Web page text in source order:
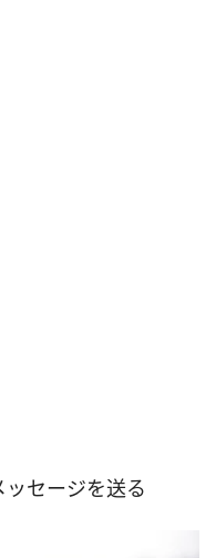
ッセージを送る